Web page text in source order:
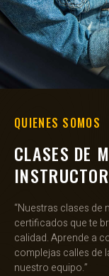
QUIENES SOMOS
CLASES DE
“Nuestras clases
certificados que te
calidad. Aprende a
complejas calles de
nuestro equipo.”